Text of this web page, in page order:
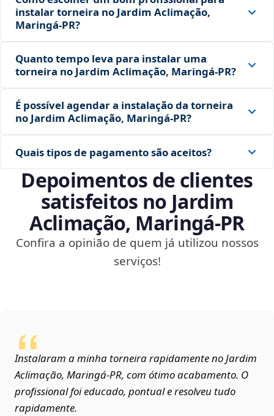
instalar torneira no Jardim Aclimação,
Maringá‑PR?
Quanto tempo leva para instalar uma
torneira no Jardim Aclimação, Maringá‑PR?
É possível agendar a instalação da torneira
no Jardim Aclimação, Maringá‑PR?
Quais tipos de pagamento são aceitos?
Depoimentos de clientes
satisfeitos no Jardim
Aclimação, Maringá‑PR
Confira a opinião de quem já utilizou nossos
serviços!
Instalaram a minha torneira rapidamente no Jardim
Aclimação, Maringá‑PR, com ótimo acabamento. O
profissional foi educado, pontual e resolveu tudo
rapidamente.